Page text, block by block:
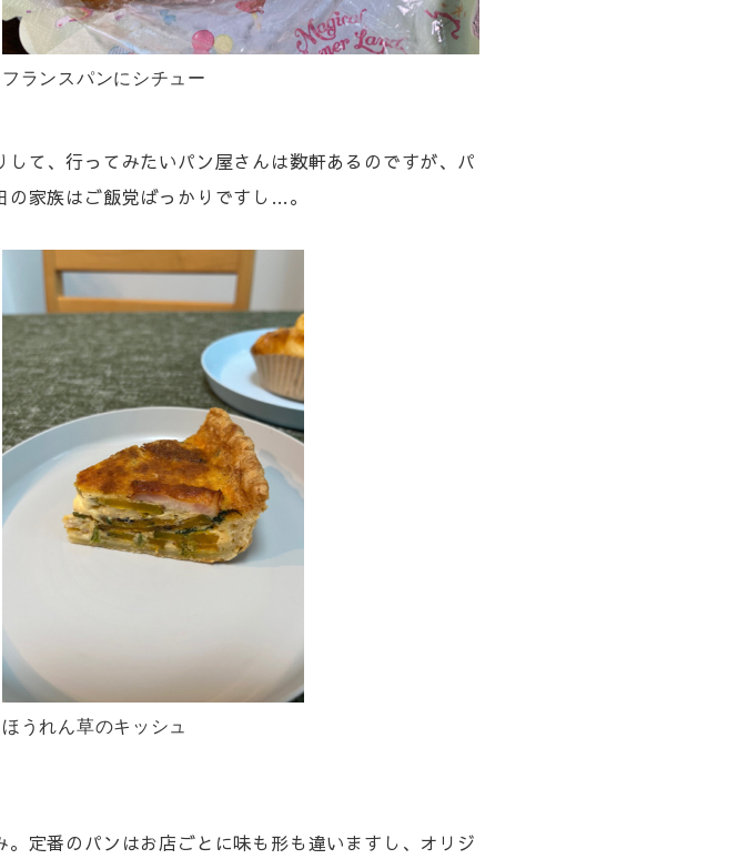
フランスパンにシチュー
て、行ってみたいパン屋さんは数軒あるのですが、パ
家族はご飯党ばっかりですし…。
ほうれん草のキッシュ
定番のパンはお店ごとに味も形も違いますし、オリジ